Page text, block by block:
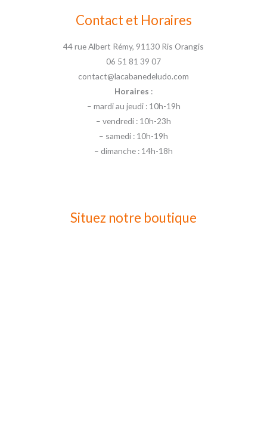
Contact et Horaires
44 rue Albert Rémy, 91130 Ris Orangis
06 51 81 39 07
contact@lacabanedeludo.com
Horaires :
– mardi au jeudi : 10h-19h
– vendredi : 10h-23h
– samedi : 10h-19h
– dimanche : 14h-18h
Situez notre boutique